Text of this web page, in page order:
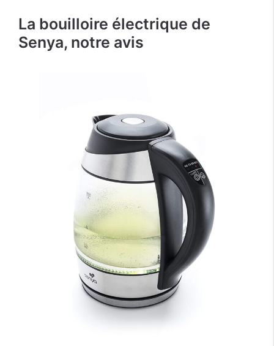
La bouilloire électrique de
Senya, notre avis